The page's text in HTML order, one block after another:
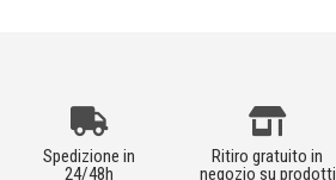
Spedizione in
24/48h
Ritiro gratuito in
negozio su prodotti